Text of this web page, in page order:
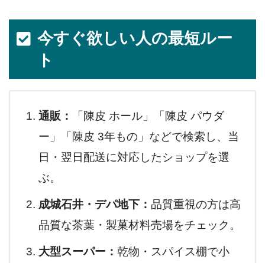
今すぐ欲しい人の最短ルー
ト
通販：
「陳皮 ホール」「陳皮 パウダ
ー」「陳皮 3年もの」などで検索し、当
日・翌日配送に対応したショップを選
ぶ。
成城石井・デパ地下： 品質重視の方は高
品質な茶葉・製菓材料売場をチェック。
大型スーパー： 乾物・スパイス棚で小